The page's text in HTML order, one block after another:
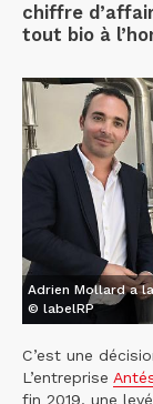
chiffre
tout bio à
Adrien Mollard a
© labelRP
C’est une
L’entreprise
fin 2019, une